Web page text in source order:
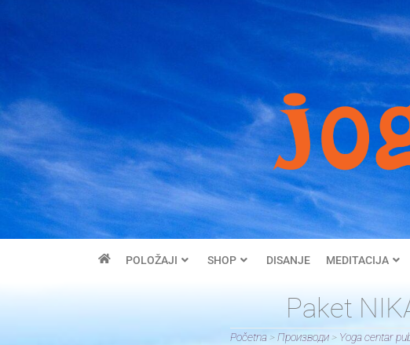
POLOŽAJI SHOP DISANJE MEDITACIJA
Paket
Početna>Производи> Yoga centar